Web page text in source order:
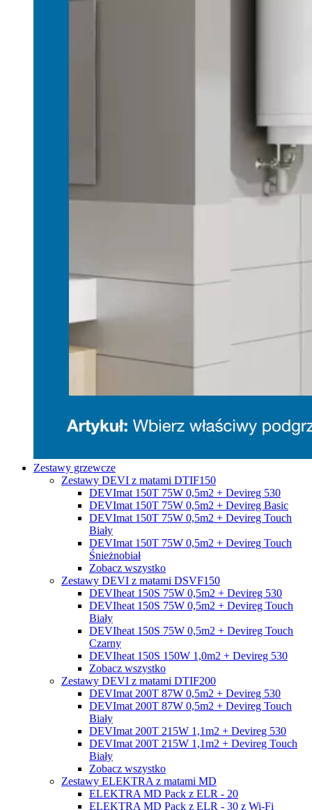
Zestawy grzewcze
Zestawy DEVI z matami DTIF150
DEVImat 150T 75W 0,5m2 + Devireg 530
DEVImat 150T 75W 0,5m2 + Devireg Basic
DEVImat 150T 75W 0,5m2 + Devireg Touch
Biały
DEVImat 150T 75W 0,5m2 + Devireg Touch
Śnieżnobiał
Zobacz wszystko
Zestawy DEVI z matami DSVF150
DEVIheat 150S 75W 0,5m2 + Devireg 530
DEVIheat 150S 75W 0,5m2 + Devireg Touch
Biały
DEVIheat 150S 75W 0,5m2 + Devireg Touch
Czarny
DEVIheat 150S 150W 1,0m2 + Devireg 530
Zobacz wszystko
Zestawy DEVI z matami DTIF200
DEVImat 200T 87W 0,5m2 + Devireg 530
DEVImat 200T 87W 0,5m2 + Devireg Touch
Biały
DEVImat 200T 215W 1,1m2 + Devireg 530
DEVImat 200T 215W 1,1m2 + Devireg Touch
Biały
Zobacz wszystko
Zestawy ELEKTRA z matami MD
ELEKTRA MD Pack z ELR - 20
ELEKTRA MD Pack z ELR - 30 z Wi-Fi